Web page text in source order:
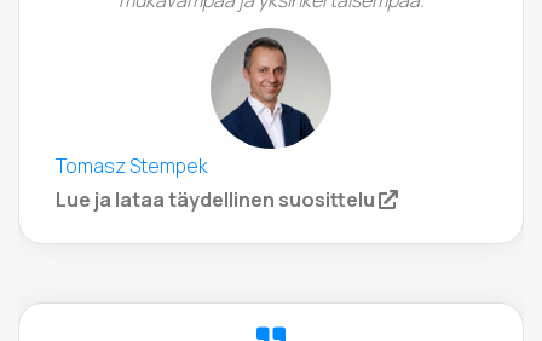
Tomasz Stempek
Lue ja lataa täydellinen suosittelu
(opens in a